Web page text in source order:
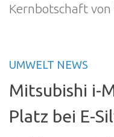
Kernbotschaft von
UMWELT NEWS
Mitsubishi i-
Platz bei E-